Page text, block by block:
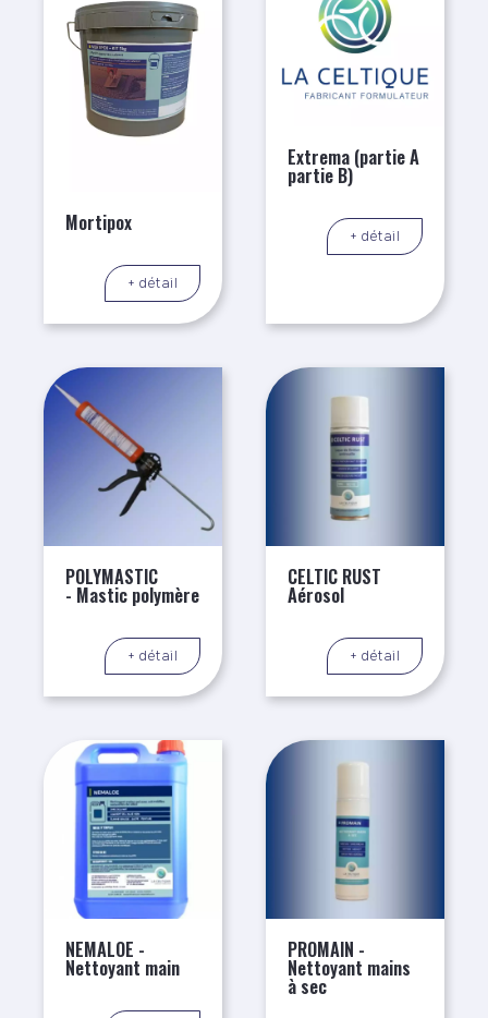
Mortipox
+ détail
Extrema (partie A
partie B)
+ détail
POLYMASTIC
- Mastic polymère
+ détail
CELTIC RUST
Aérosol
+ détail
NEMALOE -
Nettoyant main
PROMAIN -
Nettoyant mains
à sec